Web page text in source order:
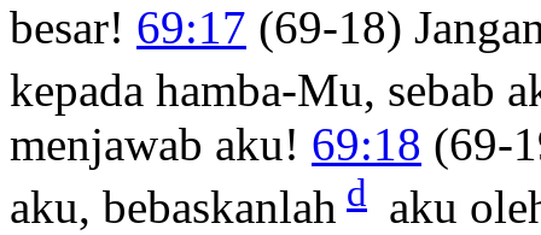
besar! 69:17 (69-18)
kepada hamba-Mu, sebab
menjawab aku! 69:18 (69-
aku, bebaskanlah d aku